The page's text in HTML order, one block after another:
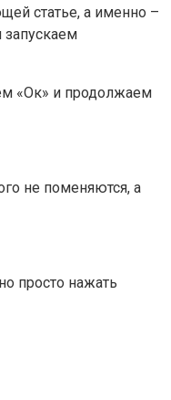
статье, а именно –
запускаем
«Ок» и продолжаем
не поменяются, а
просто нажать